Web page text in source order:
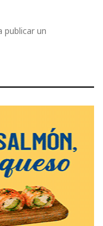
publicar un